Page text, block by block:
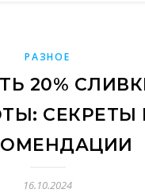
РАЗНОЕ
20%
СЕКРЕТЫ
16.10.2024